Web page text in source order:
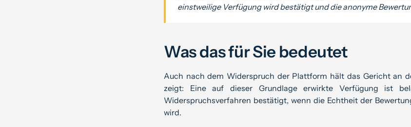
einstweilige Verfügung wird bestätigt und die anonyme
Was das für Sie bedeutet
Auch nach dem Widerspruch der Plattform hält das Gericht an
zeigt: Eine auf dieser Grundlage erwirkte Verfügung ist
Widerspruchsverfahren bestätigt, wenn die Echtheit der
wird.